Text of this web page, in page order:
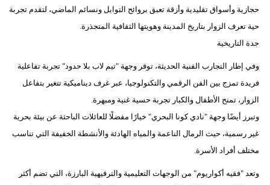
حجازية وأسواق تقليدية وأزقة تعبق بروائح التوابل ونسائم الماضي، لتقدم تجربة
حية تعرف الزوار بتاريخ المدينة وهويتها الثقافية المتجذرة.
جدة التاريخية
وفي إطار التجارب الفنية الحديثة، توفر وجهة "تيم لاب بلا حدود" تجربة تفاعلية
فريدة تمزج بين الفن الرقمي والتكنولوجيا، عبر غرف ديناميكية تتغير بتفاعل
الزوار، تمنح الأطفال والكبار تجربة حسية غنية ومبهرة.
وتبرز أيضًا وجهة "نادي كونا البحري" خيارًا مفضلًا للعائلات الباحثة عن بيئة بحرية
غير رسمية، حيث الرمال الناعمة والمياه الهادئة والأنشطة الخفيفة التي تناسب
مختلف أفراد الأسرة.
وتعد "فقيه أكواريوم" من الوجهات التعليمية والترفيهية البارزة، التي تضم أكثر